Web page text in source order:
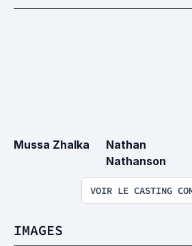
Mussa Zhalka
Nathan
Nathanson
VOIR LE CASTING
IMAGES